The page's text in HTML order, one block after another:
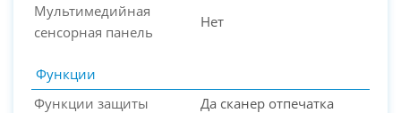
Мультимедийная
сенсорная панель
Нет
Функции
Функции защиты
Да сканер отпечатка